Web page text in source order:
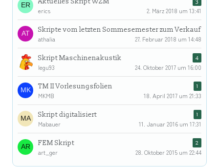
erics 2. März 2018 um 13:41
Skripte vom letzten Sommesemester zum Verkauf
athalia
27. Februar 2018 um 14:48
Skript Maschinenakustik 4
legu93 24. Oktober 2017 um 16:00
TM II Vorlesungsfolien 1
MKMB 18. April 2017 um 21:33
Skript digitalisiert 1
Mabauer 11. Januar 2016 um 17:31
FEM Skript 2
art_ger 28. Oktober 2015 um 22:44